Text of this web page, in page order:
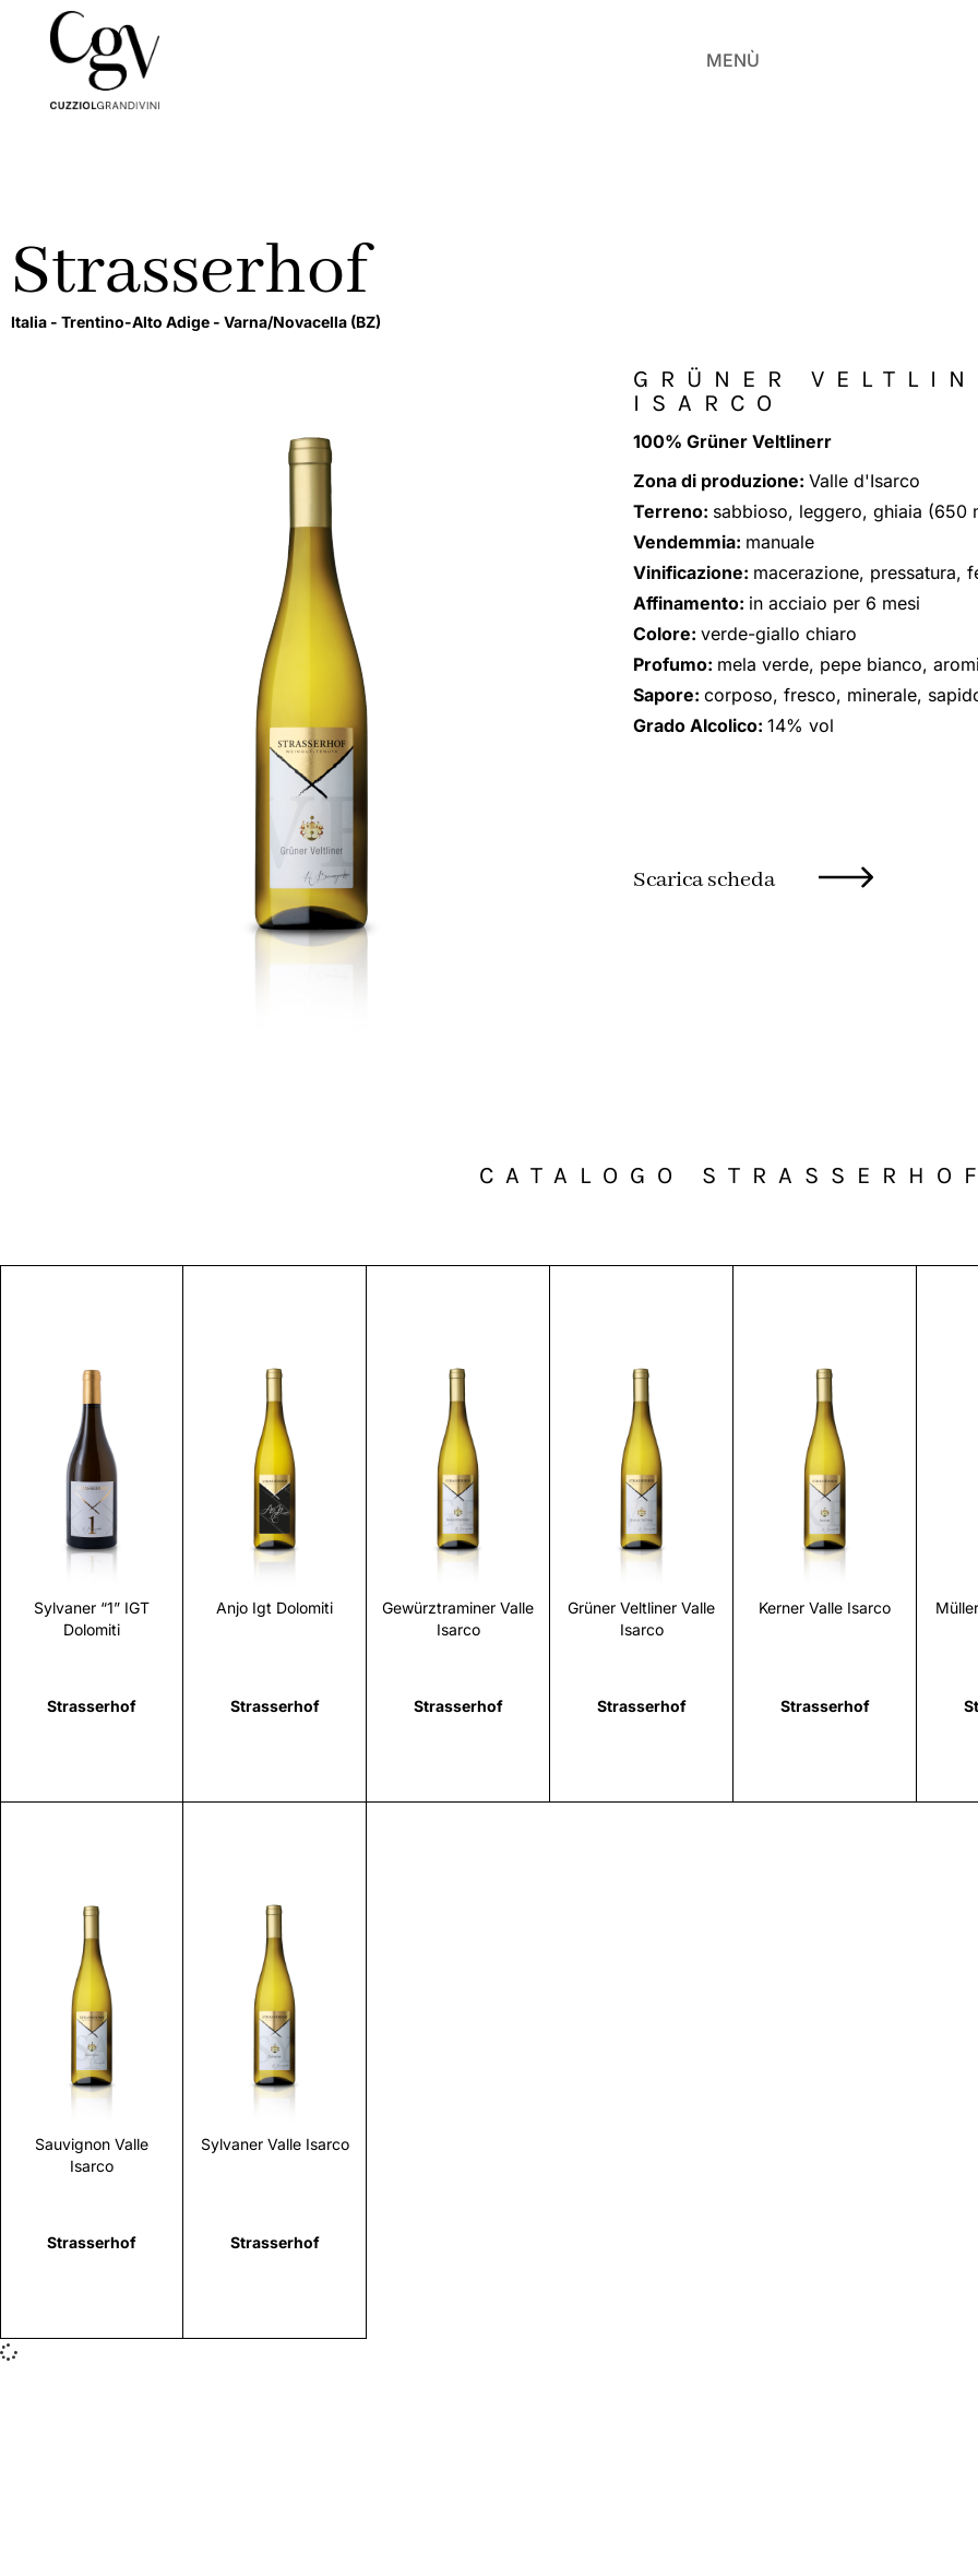
MENÙ
Strasserhof
Italia - Trentino-Alto Adige - Varna/Novacella (BZ)
GRÜNER
ISARCO
100% Grüner Veltlinerr
Zona di produzione: Valle d'Isarco
Terreno: sabbioso, leggero, ghiaia (650
Vendemmia: manuale
Vinificazione: macerazione, pressatura,
Affinamento: in acciaio per 6 mesi
Colore: verde-giallo chiaro
Profumo: mela verde, pepe bianco,
Sapore: corposo, fresco, minerale,
Grado Alcolico: 14% vol
Scarica scheda
CATALOGO
Sylvaner “1” IGT
Dolomiti
Strasserhof
Scopri
Anjo Igt Dolomiti
Strasserhof
Scopri
Gewürztraminer Valle
Isarco
Strasserhof
Scopri
Grüner Veltliner Valle
Isarco
Strasserhof
Scopri
Kerner Valle Isarco
Strasserhof
Scopri
Sauvignon Valle
Isarco
Strasserhof
Scopri
Sylvaner Valle Isarco
Strasserhof
Scopri